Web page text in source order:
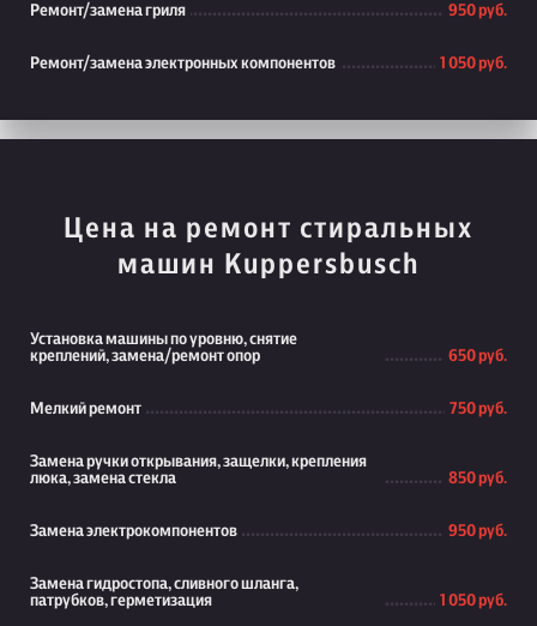
Ремонт/замена гриля 950 руб.
Ремонт/замена электронных компонентов 1 050 руб.
Цена на ремонт стиральных
машин Kuppersbusch
Установка машины по уровню, снятие
креплений, замена/ремонт опор
650 руб.
Мелкий ремонт 750 руб.
Замена ручки открывания, защелки, крепления
люка, замена стекла
850 руб.
Замена электрокомпонентов 950 руб.
Замена гидростопа, сливного шланга,
патрубков, герметизация
1 050 руб.